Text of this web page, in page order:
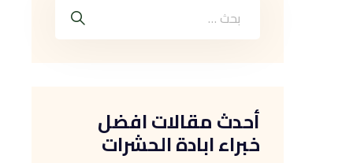
أحدث مقالات افضل
خبراء ابادة الحشرات